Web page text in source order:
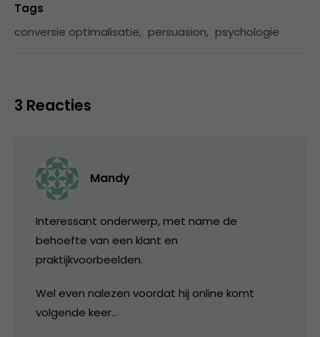
Tags
conversie optimalisatie, persuasion, psychologie
3 Reacties
Mandy
Interessant onderwerp, met name de
behoefte van een klant en
praktijkvoorbeelden.
Wel even nalezen voordat hij online komt
volgende keer…